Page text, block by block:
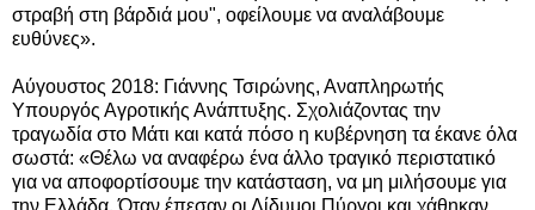
στραβή στη βάρδιά μου", οφείλουμε να αναλάβουμε
ευθύνες».
Αύγουστος 2018: Γιάννης Τσιρώνης, Αναπληρωτής
Υπουργός Αγροτικής Ανάπτυξης. Σχολιάζοντας την
τραγωδία στο Μάτι και κατά πόσο η κυβέρνηση τα έκανε όλα
σωστά: «Θέλω να αναφέρω ένα άλλο τραγικό περιστατικό
για να αποφορτίσουμε την κατάσταση, να μη μιλήσουμε για
την Ελλάδα. Όταν έπεσαν οι Δίδυμοι Πύργοι και χάθηκαν